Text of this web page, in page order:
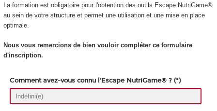
La formation est obligatoire pour l'obtention des outils Escape NutriGame®
au sein de votre structure et permet une utilisation et une mise en place
optimale.
Nous vous remercions de bien vouloir compléter ce formulaire
d'inscription.
Comment avez-vous connu l'Escape NutriGame® ? (*)